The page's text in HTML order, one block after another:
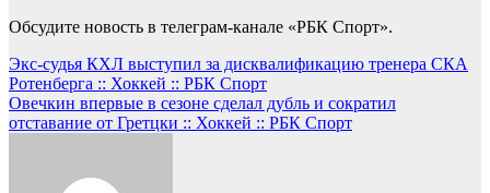
Обсудите новость в телеграм-канале «РБК Спорт».
Навигация
по
записям
Экс-судья КХЛ выступил за дисквалификацию тренера СКА
Ротенберга :: Хоккей :: РБК Спорт
Овечкин впервые в сезоне сделал дубль и сократил
отставание от Гретцки :: Хоккей :: РБК Спорт